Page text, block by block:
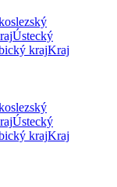
Ústecký
krajKraj
Ústecký
krajKraj